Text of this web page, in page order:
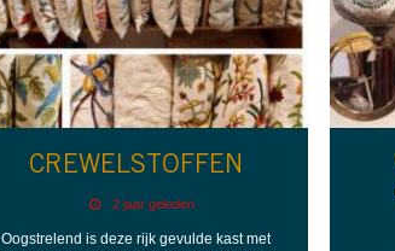
CREWELSTOFFEN
2 jaar geleden
Oogstrelend is deze rijk gevulde kast met